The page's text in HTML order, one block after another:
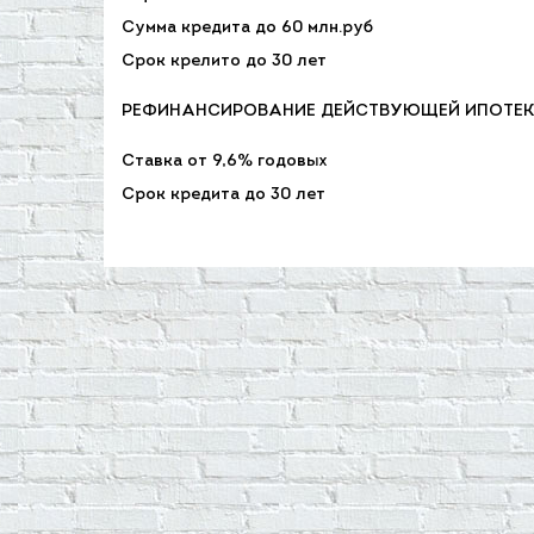
Сумма кредита до 60 млн.руб
Срок крелито до 30 лет
РЕФИНАНСИРОВАНИЕ ДЕЙСТВУЮЩЕЙ
Ставка от 9,6% годовых
Срок кредита до 30 лет